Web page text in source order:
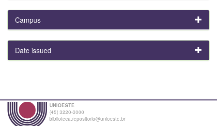
Campus
Date issued
UNIOESTE
(45) 3220-3000
biblioteca.repositorio@unioeste.br